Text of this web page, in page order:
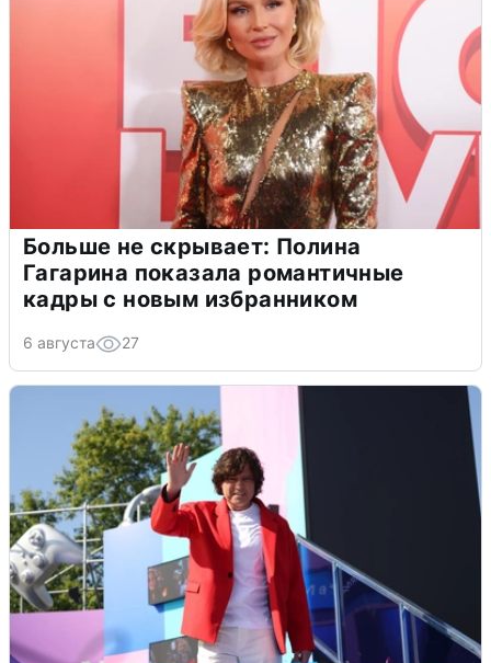
Больше не скрывает: Полина
Гагарина показала романтичные
кадры с новым избранником
6 августа 27